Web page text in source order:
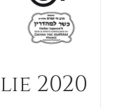
2020